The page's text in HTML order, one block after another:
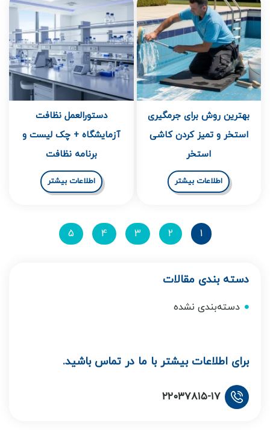
دسته بندی مقالات
دسته‌بندی نشده
برای اطلاعات بیشتر با ما در تماس باشید.
۲۲۰۳۷۸۱۵-۱۷
بهترین روش برای جرمگیری
استخر و تمیز کردن کاشی
استخر
اطلاعات بیشتر
دستورالعمل نظافت
آزمایشگاه + چک لیست و
برنامه نظافت
اطلاعات بیشتر
1
2
3
4
5